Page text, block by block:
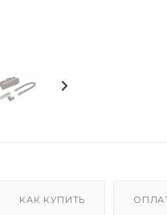
КАК КУПИТЬ